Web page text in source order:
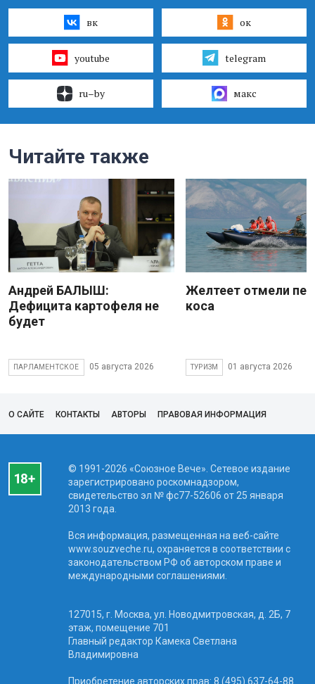
вк ок
youtube telegram
ru–by макс
Читайте также
Андрей БАЛЫШ:
Дефицита картофеля не
будет
ПАРЛАМЕНТСКОЕ 05 августа 2026
Желтеет отмели
коса
ТУРИЗМ 01 августа 2026
О САЙТЕ КОНТАКТЫ АВТОРЫ ПРАВОВАЯ ИНФОРМАЦИЯ
© 1991-2026 «Союзное Вече». Сетевое издание
зарегистрировано роскомнадзором,
свидетельство эл № фc77-52606 от 25 января
2013 года.
Вся информация, размещенная на веб-сайте
www.souzveche.ru, охраняется в соответствии с
законодательством РФ об авторском праве и
международными соглашениями.
127015, г. Москва, ул. Новодмитровская, д. 2Б, 7
этаж, помещение 701
Главный редактор Камека Светлана
Владимировна
Приобретение авторских прав: 8 (495) 637-64-88